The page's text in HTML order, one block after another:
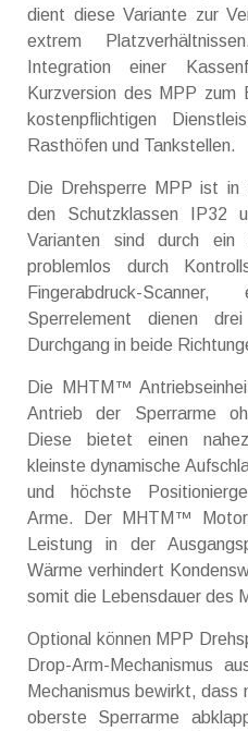
dient diese Variante zur
extrem
Integration einer
Kurzversion des MPP
kostenpflichtigen
Rasthöfen und Tankstellen.
Die Drehsperre MPP ist in
den Schutzklassen IP32
Varianten sind durch ein
problemlos durch
Fingerabdruck-
Sperrelement dienen
Durchgang in beide
Die MHTM™
Antrieb der Sperrarme
Diese bietet einen
kleinste dynamische
und höchste
Arme. Der MHTM™
Leistung in der
Wärme verhindert
somit die Lebensdauer des
Optional können MPP
Drop-Arm-Mechanismus
Mechanismus bewirkt, dass
oberste Sperrarme